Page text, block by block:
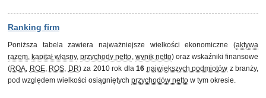
Ranking firm
Poniższa tabela zawiera najważniejsze wielkości ekonomiczne (aktywa
razem, kapitał własny,przychody netto, wynik netto) oraz wskaźniki finansowe
(ROA, ROE, ROS, DR) za 2010 rok dla 16 największych podmiotów z branży,
pod względem wielkości osiągniętych przychodów netto w tym okresie.